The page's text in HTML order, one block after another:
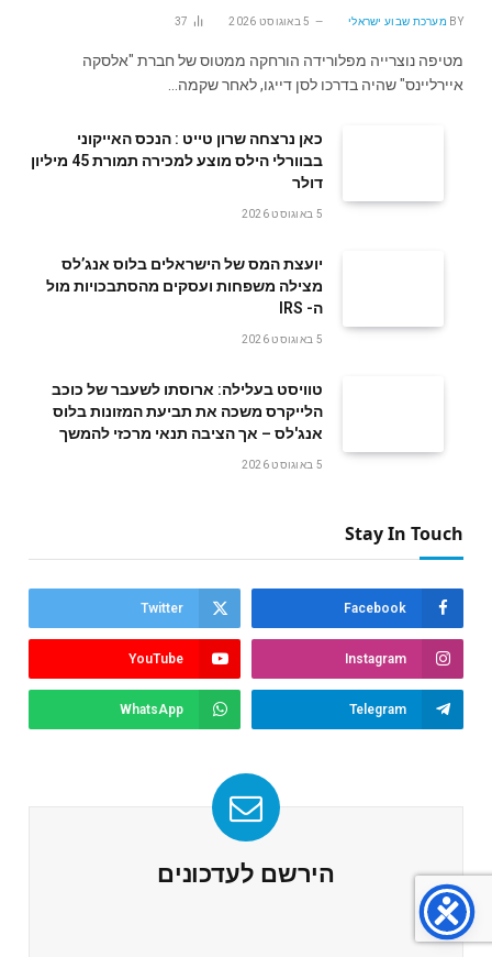
BY מערכת שבוע ישראלי 5 באוגוסט 2026 37
מטיפה נוצרייה מפלורידה הורחקה ממטוס של חברת "אלסקה
איירליינס" שהיה בדרכו לסן דייגו, לאחר שקמה…
‬דולר
5 באוגוסט 2026
‬ה- IRS
5 באוגוסט 2026
טוויסט בעלילה: ארוסתו לשעבר של כוכב
הלייקרס משכה את תביעת המזונות בלוס
אנג'לס – אך הציבה תנאי מרכזי להמשך
5 באוגוסט 2026
Stay In Touch
Facebook
Twitter
Instagram
YouTube
Telegram
WhatsApp
הירשם לעדכונים